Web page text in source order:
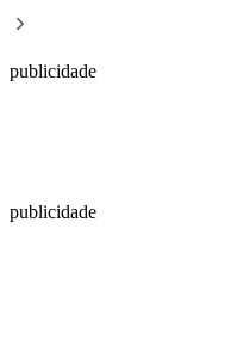
publicidade
publicidade